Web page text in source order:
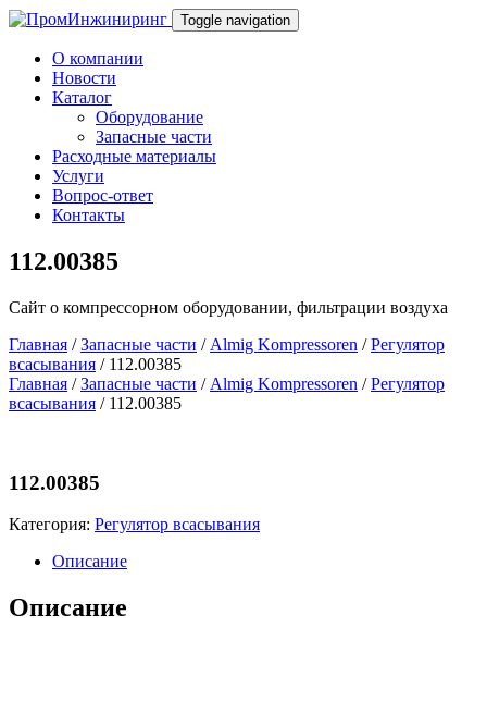
Toggle navigation
О компании
Новости
Каталог
Оборудование
Запасные части
Расходные материалы
Услуги
Вопрос-ответ
Контакты
112.00385
Сайт о компрессорном оборудовании, фильтрации воздуха
Главная /Запасные части / Almig Kompressoren /Регулятор
всасывания / 112.00385
Главная /Запасные части / Almig Kompressoren /Регулятор
всасывания / 112.00385
112.00385
Категория: Регулятор всасывания
Описание
Описание